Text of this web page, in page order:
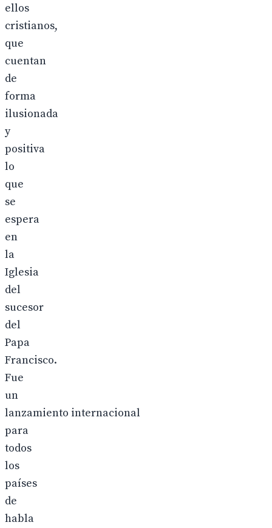
ellos
cristianos,
que
cuentan
de
forma
ilusionada
y
positiva
lo
que
se
espera
en
la
Iglesia
del
sucesor
del
Papa
Francisco.
Fue
un
lanzamiento internacional
para
todos
los
países
de
habla